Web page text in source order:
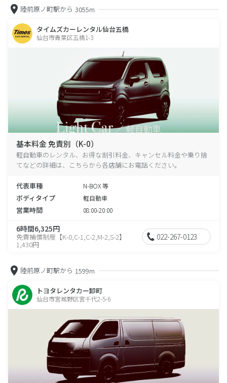
陸前原ノ町駅から 3055m
タイムズカーレンタル仙台五橋
仙台市青葉区五橋1-3
基本料金 免責別（K-0）
軽自動車のレンタル、お得な割引料金、キャンセル料金や乗り捨
てなどの詳細は、こちらから各店舗にお電話ください。
代表車種 N-BOX 等
ボディタイプ 軽自動車
営業時間 08:00-20:00
6時間6,325円
免責補償制度【K-0,C-1,C-2,M-2,S-2】
1,430円
022-267-0123
陸前原ノ町駅から 1599m
トヨタレンタカー卸町
仙台市宮城野区宮千代2-5-6